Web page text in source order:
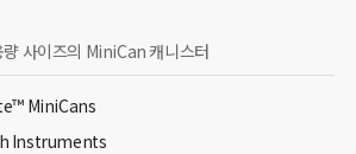
사이즈의 MiniCan 캐니스터
MiniCans
Instruments